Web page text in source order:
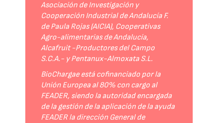
Asociación de Investigación y
Cooperación Industrial de Andalucía F.
de Paula Rojas (AICIA), Cooperativas
Agro-alimentarias de Andalucía,
Alcafruit -Productores del Campo
S.C.A.- y Pentanux-Almoxata S.L.
BioChargae está cofinanciado por la
Unión Europea al 80% con cargo al
FEADER, siendo la autoridad encargada
de la gestión de la aplicación de la ayuda
FEADER la dirección General de